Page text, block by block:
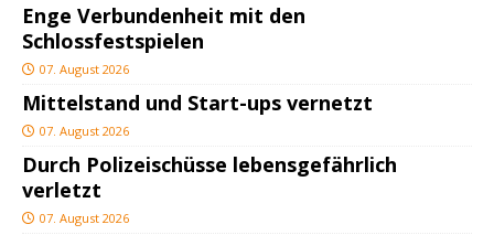
Enge Verbundenheit mit den
Schlossfestspielen
07. August 2026
Mittelstand und Start-ups vernetzt
07. August 2026
Durch Polizeischüsse lebensgefährlich
verletzt
07. August 2026